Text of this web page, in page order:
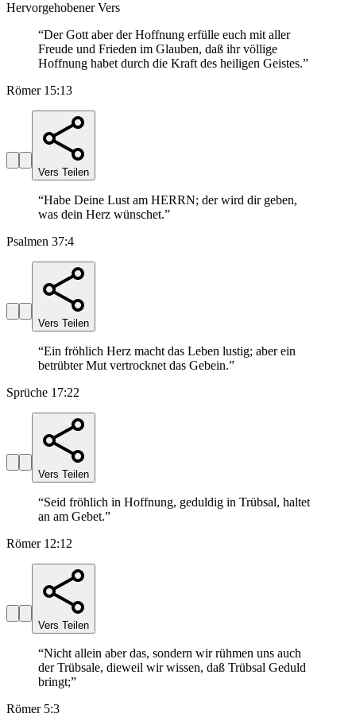
Hervorgehobener Vers
“Der Gott aber der Hoffnung erfülle euch mit aller
Freude und Frieden im Glauben, daß ihr völlige
Hoffnung habet durch die Kraft des heiligen Geistes.”
Römer 15:13
Vers Teilen
“Habe Deine Lust am HERRN; der wird dir geben,
was dein Herz wünschet.”
Psalmen 37:4
Vers Teilen
“Ein fröhlich Herz macht das Leben lustig; aber ein
betrübter Mut vertrocknet das Gebein.”
Sprüche 17:22
Vers Teilen
“Seid fröhlich in Hoffnung, geduldig in Trübsal, haltet
an am Gebet.”
Römer 12:12
Vers Teilen
“Nicht allein aber das, sondern wir rühmen uns auch
der Trübsale, dieweil wir wissen, daß Trübsal Geduld
bringt;”
Römer 5:3